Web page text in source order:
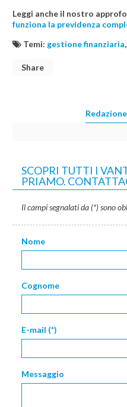
Leggi anche il nostro
funziona la previdenza
Temi: gestione finanziaria,
Share
SCOPRI TUTTI I
PRIAMO.
Il campi segnalati da (*) sono
Nome
Cognome
E-mail (*)
Messaggio